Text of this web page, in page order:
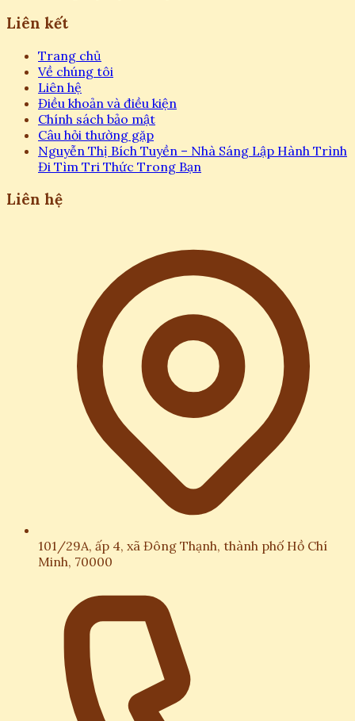
Liên kết
Trang chủ
Về chúng tôi
Liên hệ
Điều khoản và điều kiện
Chính sách bảo mật
Câu hỏi thường gặp
Nguyễn Thị Bích Tuyền – Nhà Sáng Lập Hành Trình
Đi Tìm Tri Thức Trong Bạn
Liên hệ
101/29A, ấp 4, xã Đông Thạnh, thành phố Hồ Chí
Minh, 70000